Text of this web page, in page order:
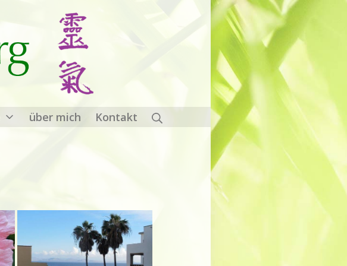
über mich Kontakt